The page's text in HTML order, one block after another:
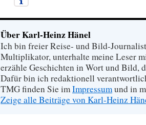
Über Karl-Heinz Hänel
Ich bin freier Reise- und Bild-
Multiplikator, unterhalte meine Leser
erzähle Geschichten in Wort und Bild,
Dafür bin ich redaktionell
TMG finden Sie imImpressumund in
Zeige alle Beiträge von Karl-Heinz